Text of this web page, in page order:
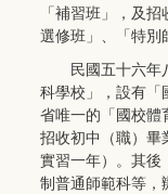
「補習班」，及
選修班」、「特別
民國五十六年八
科學校」，設有「
省唯一的「國校體
招收初中（職）畢
實習一年）。其後
制普通師範科等，